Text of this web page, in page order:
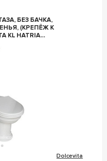
БЕЗ БАЧКА,
(КРЕПЁЖ К
KL HATRIA
Dolcevita